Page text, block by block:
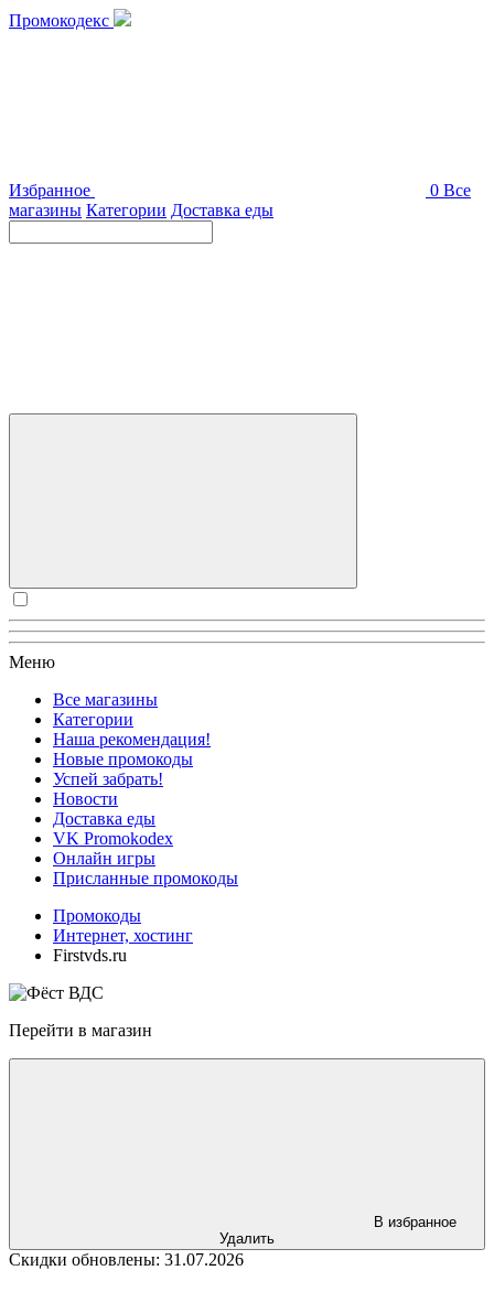
Промокодекс
Избранное 0 Все
магазины Категории Доставка еды
Меню
Все магазины
Категории
Наша рекомендация!
Новые промокоды
Успей забрать!
Новости
Доставка еды
VK Promokodex
Онлайн игры
Присланные промокоды
Промокоды
Интернет, хостинг
Firstvds.ru
Перейти в магазин
В избранное
Удалить
Скидки обновлены: 31.07.2026